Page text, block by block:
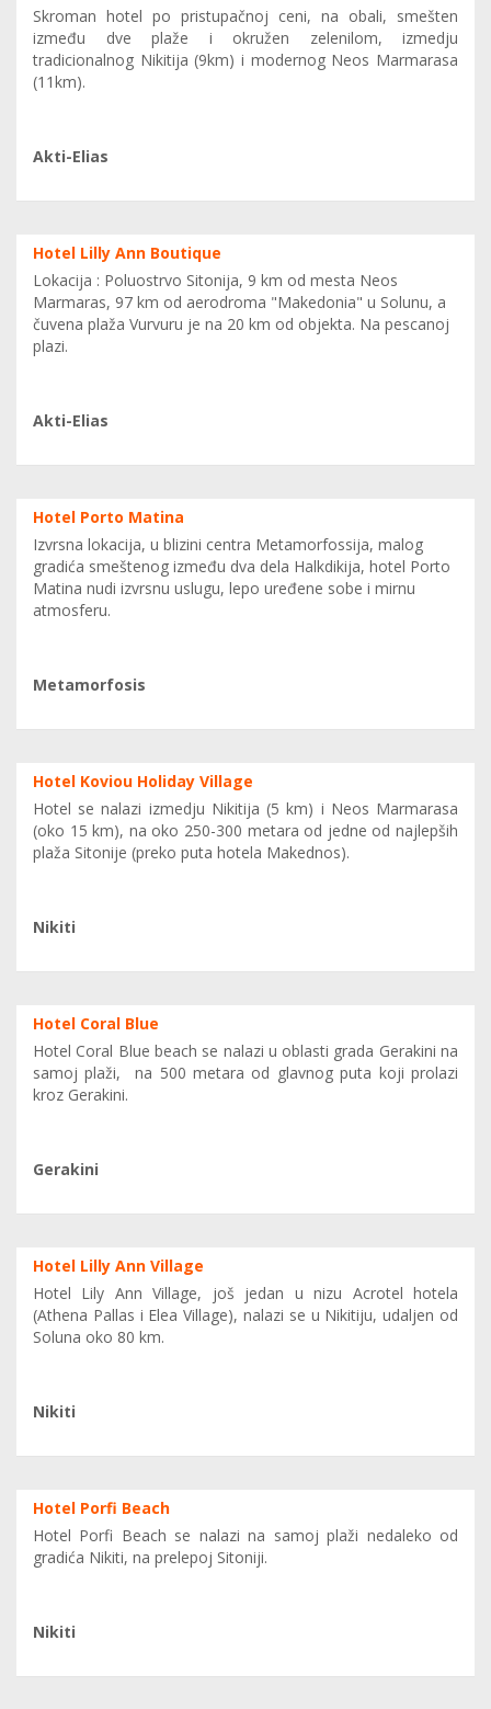
Skroman hotel po pristupačnoj ceni, na obali, smešten
između dve plaže i okružen zelenilom, izmedju
tradicionalnog Nikitija (9km) i modernog Neos Marmarasa
(11km).
Akti-Elias
Hotel Lilly Ann Boutique
Lokacija : Poluostrvo Sitonija, 9 km od mesta Neos
Marmaras, 97 km od aerodroma "Makedonia" u Solunu, a
čuvena plaža Vurvuru je na 20 km od objekta. Na pescanoj
plazi.
Akti-Elias
Hotel Porto Matina
Izvrsna lokacija, u blizini centra Metamorfossija, malog
gradića smeštenog između dva dela Halkdikija, hotel Porto
Matina nudi izvrsnu uslugu, lepo uređene sobe i mirnu
atmosferu.
Metamorfosis
Hotel Koviou Holiday Village
Hotel se nalazi izmedju Nikitija (5 km) i Neos Marmarasa
(oko 15 km), na oko 250-300 metara od jedne od najlepših
plaža Sitonije (preko puta hotela Makednos).
Nikiti
Hotel Coral Blue
Hotel Coral Blue beach se nalazi u oblasti grada Gerakini na
samoj plaži, na 500 metara od glavnog puta koji prolazi
kroz Gerakini.
Gerakini
Hotel Lilly Ann Village
Hotel Lily Ann Village, još jedan u nizu Acrotel hotela
(Athena Pallas i Elea Village), nalazi se u Nikitiju, udaljen od
Soluna oko 80 km.
Nikiti
Hotel Porfi Beach
Hotel Porfi Beach se nalazi na samoj plaži nedaleko od
gradića Nikiti, na prelepoj Sitoniji.
Nikiti